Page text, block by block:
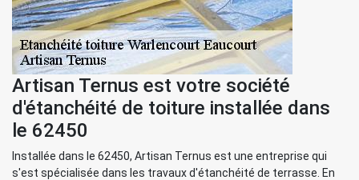
Artisan Ternus est votre société
d'étanchéité de toiture installée dans
le 62450
Installée dans le 62450, Artisan Ternus est une entreprise qui
s'est spécialisée dans les travaux d'étanchéité de terrasse. En